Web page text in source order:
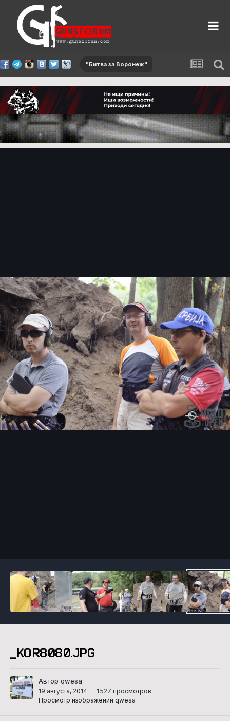
"Битва за Воронеж"
_KOR8080.JPG
Автор qwesa
19 августа, 2014
1 527 просмотров
Просмотр изображений qwesa